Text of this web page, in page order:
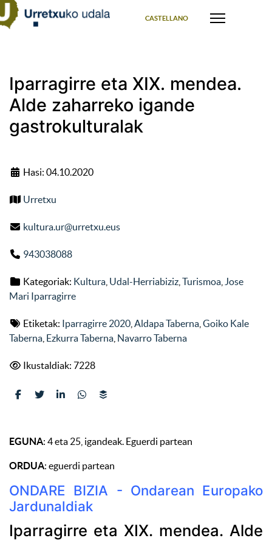
CASTELLANO
Iparragirre eta XIX. mendea.
Alde zaharreko igande
gastrokulturalak
Hasi: 04.10.2020
Urretxu
kultura.ur@urretxu.eus
943038088
Kategoriak: Kultura Udal-Herriabiziz Turismoa Jose
Mari Iparragirre
Etiketak: Iparragirre 2020 Aldapa Taberna Goiko Kale
Taberna Ezkurra Taberna Navarro Taberna
Ikustaldiak: 7228
EGUNA: 4 eta 25, igandeak. Eguerdi partean
ORDUA: eguerdi partean
ONDARE BIZIA - Ondarean Europako
Jardunaldiak
Iparragirre eta XIX. mendea. Alde